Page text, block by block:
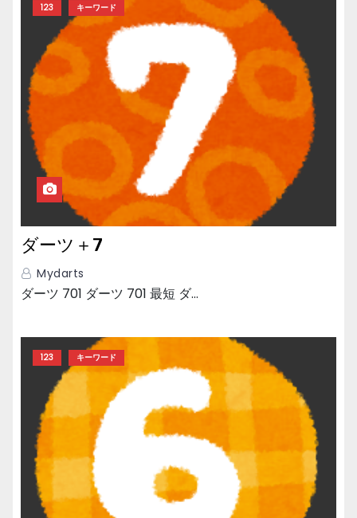
123 キーワード
ダーツ＋7
Mydarts
ダーツ 701 ダーツ 701 最短 ダ…
123 キーワード